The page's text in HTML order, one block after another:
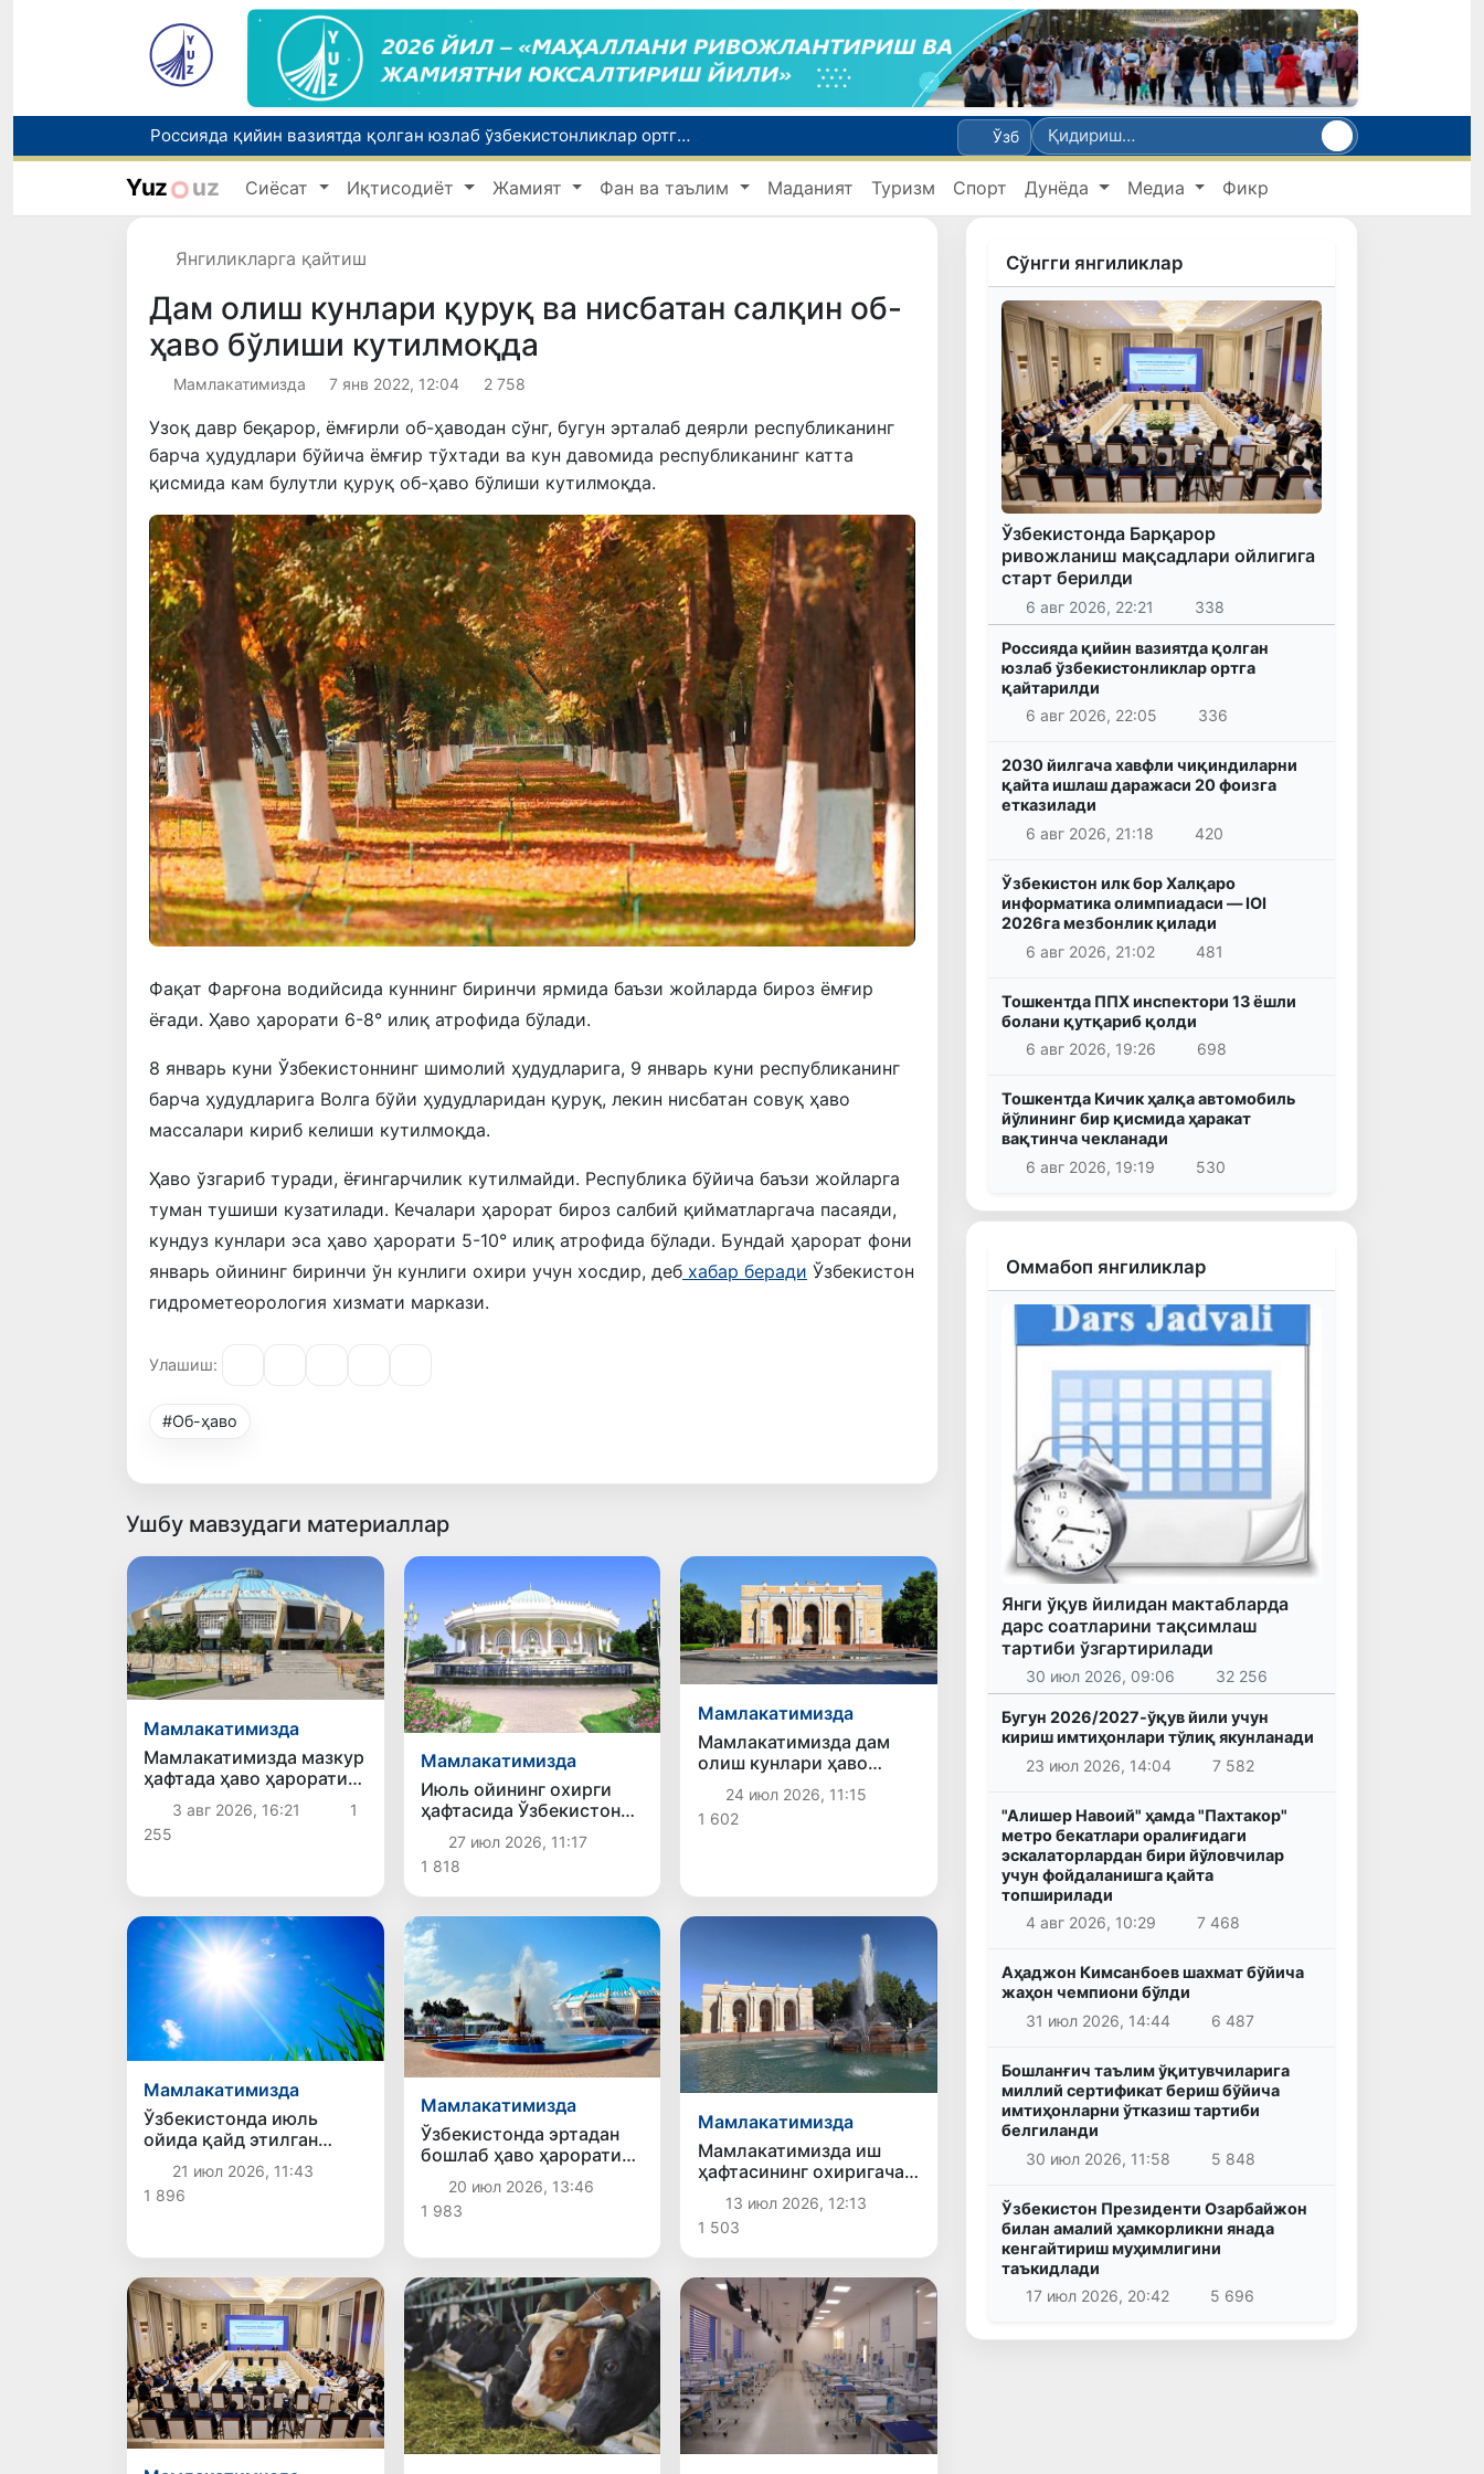
2030 йилгача хавфли чиқиндиларни қайта ишлаш даражаси 20 фоизга етказилади
Ўзбекистон илк бор Халқаро информатика олимпиадаси — IOI 2026га мезбонлик қилади
Тошкентда ППХ инспектори 13 ёшли болани қутқариб қолди
Ўзб
Yuz uz Сиёсат Иқтисодиёт Жамият Фан ва таълим Маданият Туризм Спорт Дунёда Медиа Фикр
Янгиликларга қайтиш
Дам олиш кунлари қуруқ ва нисбатан салқин об-
ҳаво бўлиши кутилмоқда
Мамлакатимизда 7 янв 2022, 12:04 2 758
Узоқ давр беқарор, ёмғирли об-ҳаводан сўнг, бугун эрталаб деярли республиканинг
барча ҳудудлари бўйича ёмғир тўхтади ва кун давомида республиканинг катта
қисмида кам булутли қуруқ об-ҳаво бўлиши кутилмоқда.
Фақат Фарғона водийсида куннинг биринчи ярмида баъзи жойларда бироз ёмғир
ёғади. Ҳаво ҳарорати 6-8° илиқ атрофида бўлади.
8 январь куни Ўзбекистоннинг шимолий ҳудудларига, 9 январь куни республиканинг
барча ҳудудларига Волга бўйи ҳудудларидан қуруқ, лекин нисбатан совуқ ҳаво
массалари кириб келиши кутилмоқда.
Ҳаво ўзгариб туради, ёғингарчилик кутилмайди. Республика бўйича баъзи жойларга
туман тушиши кузатилади. Кечалари ҳарорат бироз салбий қийматларгача пасаяди,
кундуз кунлари эса ҳаво ҳарорати 5-10° илиқ атрофида бўлади. Бундай ҳарорат фони
январь ойининг биринчи ўн кунлиги охири учун хосдир, деб хабар беради Ўзбекистон
гидрометеорология хизмати маркази.
Улашиш:
#Об-ҳаво
Ушбу мавзудаги материаллар
Мамлакатимизда
Мамлакатимизда мазкур
ҳафтада ҳаво ҳарорати
бироз пасаяди
3 авг 2026, 16:21
1
255
Мамлакатимизда
Июль ойининг охирги
ҳафтасида Ўзбекистон
ҳудуди бўйича иссиқ об-
ҳаво бўлиши
кутилмоқда
27 июл 2026, 11:17
1 818
Мамлакатимизда
Мамлакатимизда дам
олиш кунлари ҳаво
ҳарорати 40-42
даражагача кўтарилади
24 июл 2026, 11:15
1 602
Мамлакатимизда
Ўзбекистонда июль
ойида қайд этилган
экстремал иссиқлик ва
ҳарорат рекордларининг
сабаби нима?
21 июл 2026, 11:43
1 896
Мамлакатимизда
Ўзбекистонда эртадан
бошлаб ҳаво ҳарорати
пасайиши кутилмоқда
20 июл 2026, 13:46
1 983
Мамлакатимизда
Мамлакатимизда иш
ҳафтасининг охиригача
иссиқ аста-секин
кучайиб боради
13 июл 2026, 12:13
1 503
Сўнгги янгиликлар
Ўзбекистонда Барқарор
ривожланиш мақсадлари ойлигига
старт берилди
6 авг 2026, 22:21 338
Россияда қийин вазиятда қолган
юзлаб ўзбекистонликлар ортга
қайтарилди
6 авг 2026, 22:05
336
2030 йилгача хавфли чиқиндиларни
қайта ишлаш даражаси 20 фоизга
етказилади
6 авг 2026, 21:18
420
Ўзбекистон илк бор Халқаро
информатика олимпиадаси — IOI
2026га мезбонлик қилади
6 авг 2026, 21:02
481
Тошкентда ППХ инспектори 13 ёшли
болани қутқариб қолди
6 авг 2026, 19:26
698
Тошкентда Кичик ҳалқа автомобиль
йўлининг бир қисмида ҳаракат
вақтинча чекланади
6 авг 2026, 19:19
530
Оммабоп янгиликлар
Янги ўқув йилидан мактабларда
дарс соатларини тақсимлаш
тартиби ўзгартирилади
30 июл 2026, 09:06 32 256
Бугун 2026/2027-ўқув йили учун
кириш имтиҳонлари тўлиқ якунланади
23 июл 2026, 14:04
7 582
"Алишер Навоий" ҳамда "Пахтакор"
метро бекатлари оралиғидаги
эскалаторлардан бири йўловчилар
учун фойдаланишга қайта
топширилади
4 авг 2026, 10:29
7 468
Аҳаджон Кимсанбоев шахмат бўйича
жаҳон чемпиони бўлди
31 июл 2026, 14:44
6 487
Бошланғич таълим ўқитувчиларига
миллий сертификат бериш бўйича
имтиҳонларни ўтказиш тартиби
белгиланди
30 июл 2026, 11:58
5 848
Ўзбекистон Президенти Озарбайжон
билан амалий ҳамкорликни янада
кенгайтириш муҳимлигини
таъкидлади
17 июл 2026, 20:42
5 696